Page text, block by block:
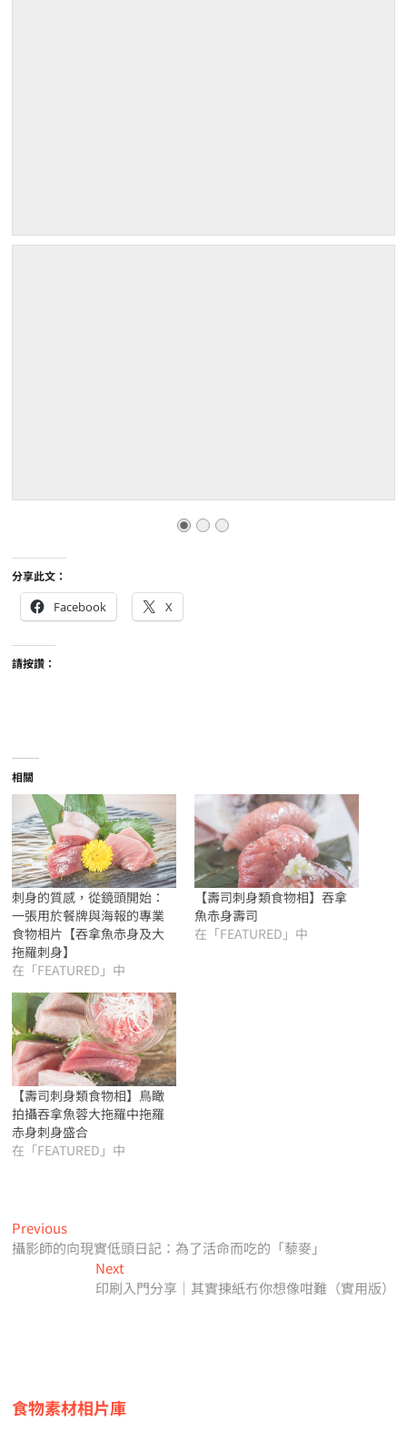
分享此文：
Facebook X
請按讚：
相關
刺身的質感，從鏡頭開始：
一張用於餐牌與海報的專業
食物相片【吞拿魚赤身及大
拖羅刺身】
在「FEATURED」中
【壽司刺身類食物相】吞拿
魚赤身壽司
在「FEATURED」中
【壽司刺身類食物相】鳥瞰
拍攝吞拿魚蓉大拖羅中拖羅
赤身刺身盛合
在「FEATURED」中
文
章
PreviousPrevious
post:
攝影師的向現實低頭日記：為了活命而吃的「藜麥」
NextNext
post:
印刷入門分享｜其實揀紙冇你想像咁難（實用版）
食物素材相片庫